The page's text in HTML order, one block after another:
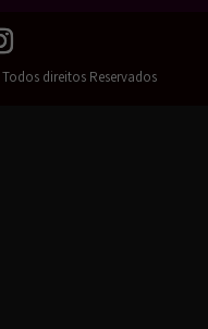
direitos Reservados